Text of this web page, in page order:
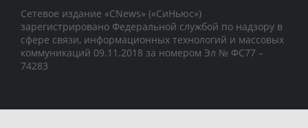
Сетевое издание «CNews» («СиНьюс»)
зарегистрировано Федеральной службой по надзору в
сфере связи, информационных технологий и массовых
коммуникаций 09.11.2018 за номером Эл № ФС77 –
74283